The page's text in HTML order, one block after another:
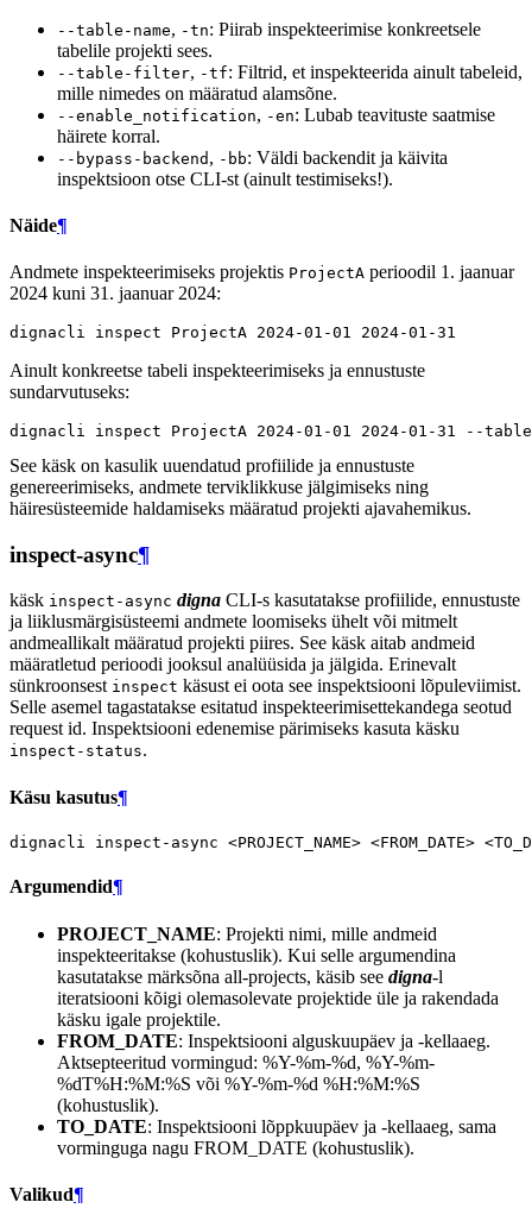
--table-name, -tn: Piirab inspekteerimise konkreetsele
tabelile projekti sees.
--table-filter, -tf: Filtrid, et inspekteerida ainult tabeleid,
mille nimedes on määratud alamsõne.
--enable_notification, -en: Lubab teavituste saatmise
häirete korral.
--bypass-backend , -bb: Väldi backendit ja käivita
inspektsioon otse CLI-st (ainult testimiseks!).
Näide¶
Andmete inspekteerimiseks projektis ProjectA perioodil 1. jaanuar
2024 kuni 31. jaanuar 2024:
dignacli inspect ProjectA 2024-01-01 2024
Ainult konkreetse tabeli inspekteerimiseks ja ennustuste
sundarvutuseks:
dignacli inspect ProjectA 2024-01-01 2024-01-31 --
See käsk on kasulik uuendatud profiilide ja ennustuste
genereerimiseks, andmete terviklikkuse jälgimiseks ning
häiresüsteemide haldamiseks määratud projekti ajavahemikus.
inspect-async¶
käsk inspect-async digna CLI-s kasutatakse profiilide, ennustuste
ja liiklusmärgisüsteemi andmete loomiseks ühelt või mitmelt
andmeallikalt määratud projekti piires. See käsk aitab andmeid
määratletud perioodi jooksul analüüsida ja jälgida. Erinevalt
sünkroonsest inspect käsust ei oota see inspektsiooni lõpuleviimist.
Selle asemel tagastatakse esitatud inspekteerimisettekandega seotud
request id. Inspektsiooni edenemise pärimiseks kasuta käsku
inspect-status.
Käsu kasutus¶
dignacli inspect-async <PROJECT_NAME> <FROM_DATE>
Argumendid¶
PROJECT_NAME: Projekti nimi, mille andmeid
inspekteeritakse (kohustuslik). Kui selle argumendina
kasutatakse märksõna all-projects, käsib see digna-l
iteratsiooni kõigi olemasolevate projektide üle ja rakendada
käsku igale projektile.
FROM_DATE: Inspektsiooni alguskuupäev ja -kellaaeg.
Aktsepteeritud vormingud: %Y-%m-%d, %Y-%m-
%dT%H:%M:%S või %Y-%m-%d %H:%M:%S
(kohustuslik).
TO_DATE: Inspektsiooni lõppkuupäev ja -kellaaeg, sama
vorminguga nagu FROM_DATE (kohustuslik).
Valikud¶